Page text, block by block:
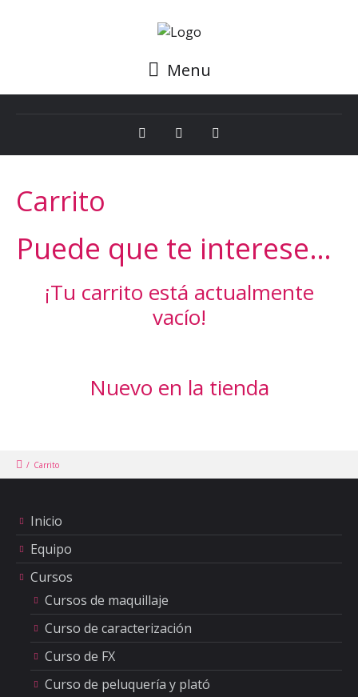
Menu
Carrito
Puede que te interese…
¡Tu carrito está actualmente
vacío!
Nuevo en la tienda
/ Carrito
Inicio
Equipo
Cursos
Cursos de maquillaje
Curso de caracterización
Curso de FX
Curso de peluquería y plató